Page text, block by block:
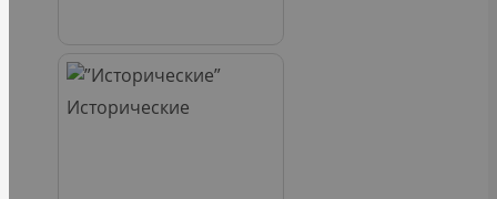
Исторические